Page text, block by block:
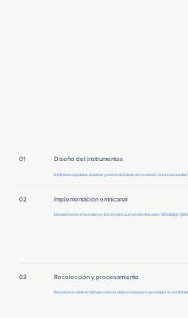
01 Diseño del instrumentos
Definimos objetivos, públicos y momentos clave de medición. Creamos
02 Implementación omnicanal
Ejecutamos las encuestas en los canales que tus clientes usan: WhatsApp,
03 Recolección y procesamiento
Reunimos la data en tiempo real y la depuramos para garantizar su